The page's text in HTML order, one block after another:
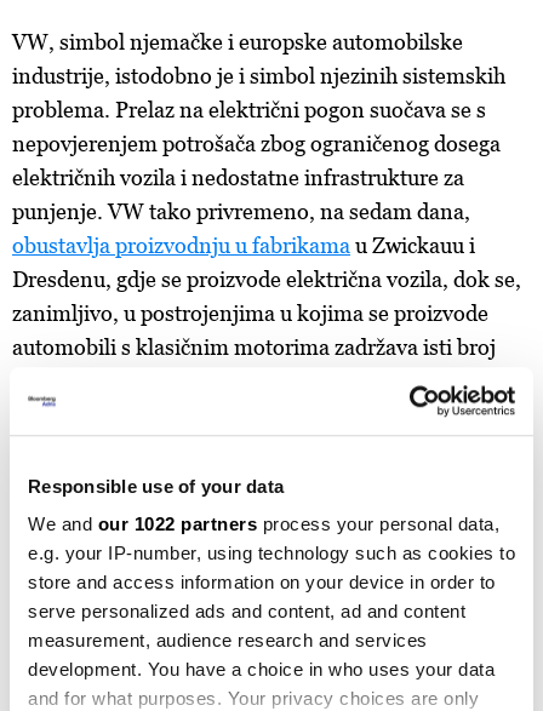
Responsible use of your data
We and our 1022 partners process your personal data,
e.g. your IP-number, using technology such as cookies to
store and access information on your device in order to
serve personalized ads and content, ad and content
measurement, audience research and services
development. You have a choice in who uses your data
and for what purposes. Your privacy choices are only
VW, simbol njemačke i europske automobilske
industrije, istodobno je i simbol njezinih sistemskih
problema. Prelaz na električni pogon suočava se s
nepovjerenjem potrošača zbog ograničenog dosega
električnih vozila i nedostatne infrastrukture za
punjenje. VW tako privremeno, na sedam dana,
obustavlja proizvodnju u fabrikama u Zwickauu i
Dresdenu, gdje se proizvode električna vozila, dok se,
zanimljivo, u postrojenjima u kojima se proizvode
automobili s klasičnim motorima zadržava isti broj
Newsletter
Prave odluke počinju sa pravim
informacijama
Prijavite se
Šta se još čitalo u ponedjeljak: